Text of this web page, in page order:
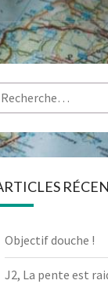
:
Objectif douche !
J2, La pente est